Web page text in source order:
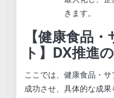
きます。
【健康食品
ト】DX推進
ここでは、健康食品・
成功させ、具体的な成